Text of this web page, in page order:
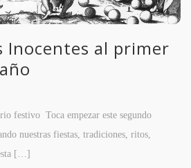
Inocentes al primer
festivo Toca empezar este segundo
nuestras fiestas, tradiciones, ritos,
[…]